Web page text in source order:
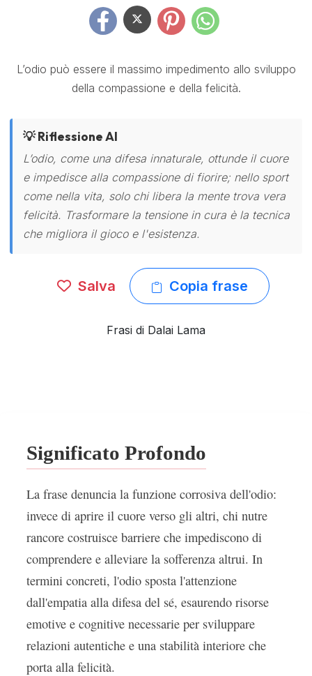
L’odio può essere il massimo impedimento allo sviluppo
della compassione e della felicità.
💡 Riflessione AI
L’odio, come una difesa innaturale, ottunde il cuore
e impedisce alla compassione di fiorire; nello sport
come nella vita, solo chi libera la mente trova vera
felicità. Trasformare la tensione in cura è la tecnica
che migliora il gioco e l'esistenza.
Salva Copia frase
Frasi di Dalai Lama
Significato Profondo
La frase denuncia la funzione corrosiva dell'odio:
invece di aprire il cuore verso gli altri, chi nutre
rancore costruisce barriere che impediscono di
comprendere e alleviare la sofferenza altrui. In
termini concreti, l'odio sposta l'attenzione
dall'empatia alla difesa del sé, esaurendo risorse
emotive e cognitive necessarie per sviluppare
relazioni autentiche e una stabilità interiore che
porta alla felicità.